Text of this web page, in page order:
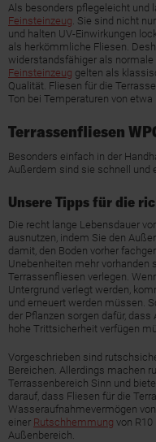
Als besonders pflegeleicht und
Feinsteinzeug . Sie sind nicht
und halten UV-Einwirkungen
als herkömmliche Fliesen.
widerstandsfähiger als
Feinsteinzeug gelten als
Qualität. Fliesen für die
Ton bei Temperaturen von
Terrassenfliesen
Besonders einfach in der
Außerdem sind sie schnell und
Unsere Tipps für die
Die recht lange Lebensdauer
ausnutzen, indem Sie den
damit, den Boden vorher
Unebenheiten mehr vorhanden
Terrassenfliesen verlegen.
Untergrund verlegt werden,
und erneuert werden müssen.
der Pflanzen sorgen dafür,
hohe Trittsicherheit verfügen
Vorgeschrieben sind
Bereichen. Allerdings machen
Terrassenbereich Sinn und
darauf, dass Fliesen für die
Wasseraufnahmevermögen
einer Rutschhemmung von
Außenbereich.